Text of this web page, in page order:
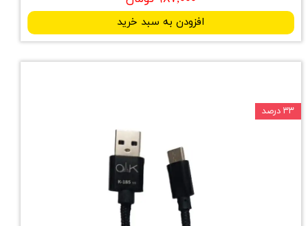
افزودن به سبد خرید
۳۳ درصد